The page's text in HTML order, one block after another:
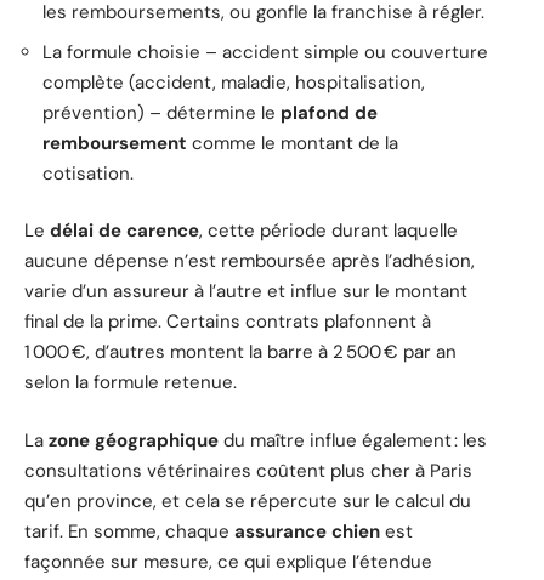
les remboursements, ou gonfle la franchise à régler.
La formule choisie – accident simple ou couverture
complète (accident, maladie, hospitalisation,
prévention) – détermine le plafond de
remboursement comme le montant de la
cotisation.
Le délai de carence, cette période durant laquelle
aucune dépense n’est remboursée après l’adhésion,
varie d’un assureur à l’autre et influe sur le montant
final de la prime. Certains contrats plafonnent à
1 000 €, d’autres montent la barre à 2 500 € par an
selon la formule retenue.
La zone géographique du maître influe également : les
consultations vétérinaires coûtent plus cher à Paris
qu’en province, et cela se répercute sur le calcul du
tarif. En somme, chaque assurance chien est
façonnée sur mesure, ce qui explique l’étendue